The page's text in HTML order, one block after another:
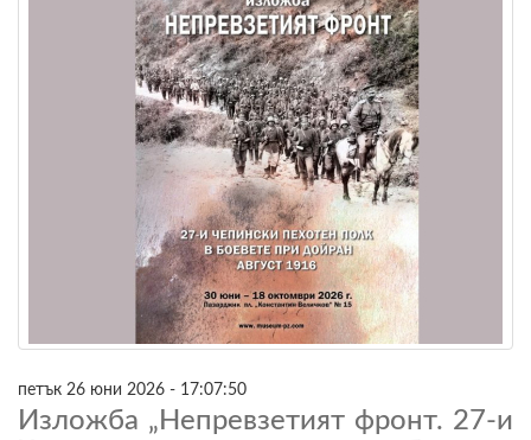
петък 26 юни 2026 - 17:07:50
Изложба „Непревзетият фронт. 27-и